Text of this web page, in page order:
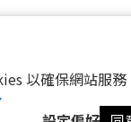
以確保網站服務